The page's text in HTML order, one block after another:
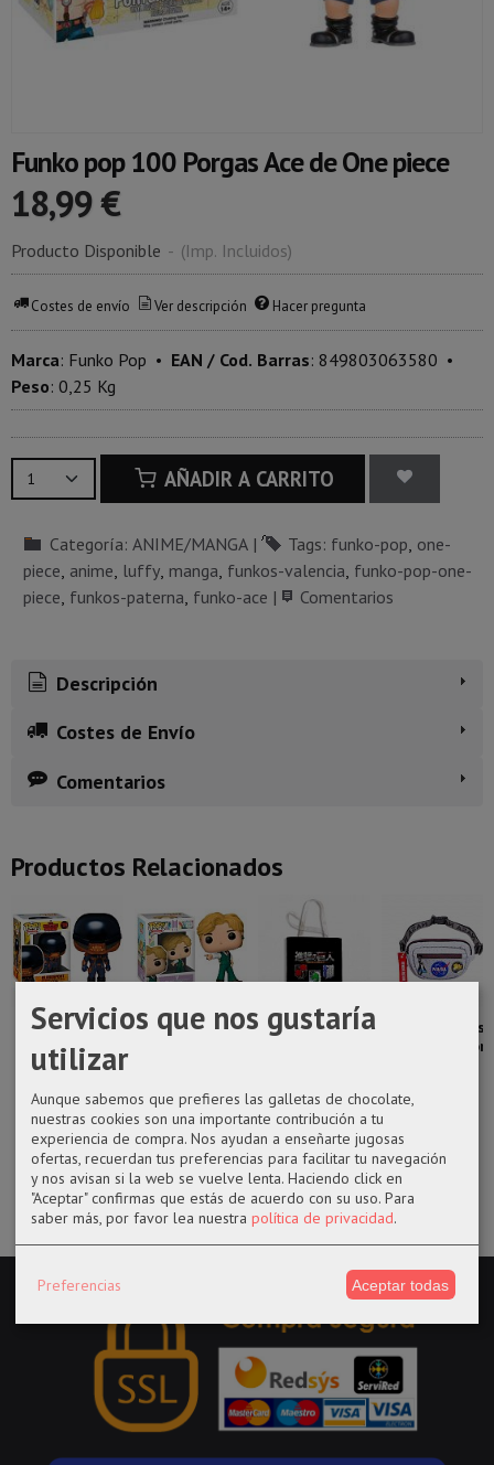
Funko pop 100 Porgas Ace de One piece
18,99 €
Producto Disponible - (Imp. Incluidos)
Costes de envío Ver descripción Hacer pregunta
Marca: Funko Pop • EAN / Cod. Barras: 849803063580 •
Peso: 0,25 Kg
AÑADIR A CARRITO
Categoría: ANIME/MANGA | Tags: funko-pop one-
piece anime luffy manga funkos-valencia funko-pop-one-
piece funkos-paterna funko-ace | Comentarios
Descripción
Costes de Envío
Comentarios
Productos Relacionados
Funko pop
1109
Bloodsport
14,50 €
funko POP 223
14,50 €
Bolsa tote bag
10,00 €
Riñonera gris
Nasa Houston
Servicios que nos gustaría
utilizar
Aunque sabemos que prefieres las galletas de chocolate,
nuestras cookies son una importante contribución a tu
experiencia de compra. Nos ayudan a enseñarte jugosas
ofertas, recuerdan tus preferencias para facilitar tu navegación
y nos avisan si la web se vuelve lenta. Haciendo click en
"Aceptar" confirmas que estás de acuerdo con su uso. Para
saber más, por favor lea nuestra política de privacidad.
Preferencias Aceptar todas